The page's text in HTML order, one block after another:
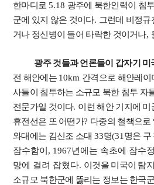
한마디로 5.18 광주에 북한인력이 침
군에 있지 않은 것이다. 그런데 비정
거나 정신병이 들어 타락한 것이거나,
광주 것들과 언론들이 갑자기
전 해안에는 10km 간격으로 해안레이
사들이 침투하는 소규모 북한 침투 자
전문가일 것이다. 이런 해안 기지에
휴전선은 또 어떤가? 다중의 철책으로
와대에는 김신조 소대 33명(31 명은 구
잠수함이, 1967년에는 속초에 잠수
망에 걸려 잡혔다. 이것을 미국이 탐
소규모 북한군에 뚫리는 정보는 한국